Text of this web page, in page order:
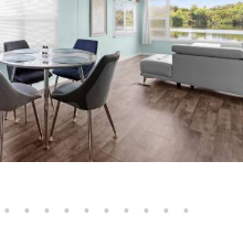
• • • • • • • • • •